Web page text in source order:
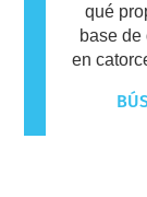
qué
base
en